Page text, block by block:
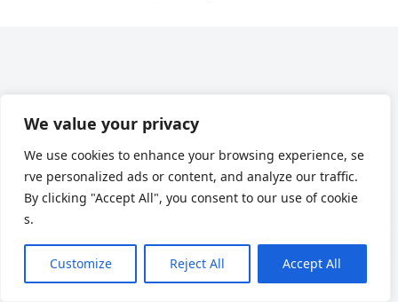
We value your privacy
We use cookies to enhance your browsing experience, se
rve personalized ads or content, and analyze our traffic.
By clicking "Accept All", you consent to our use of cookie
s.
Customize Reject All Accept All